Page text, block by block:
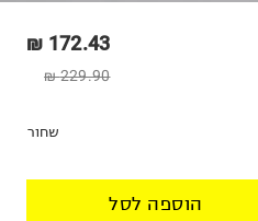
172.43 ₪
229.90 ₪
שחור
הוספה לסל